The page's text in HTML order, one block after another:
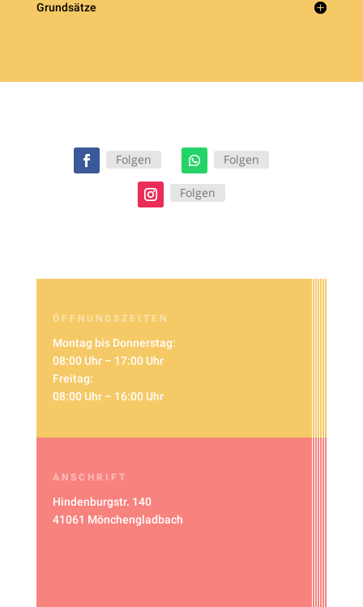
Grundsätze
Folgen Folgen
Folgen
ÖFFNUNGSZEITEN
Montag bis Donnerstag:
08:00 Uhr – 17:00 Uhr
Freitag:
08:00 Uhr – 16:00 Uhr
ANSCHRIFT
Hindenburgstr. 140
41061 Mönchengladbach